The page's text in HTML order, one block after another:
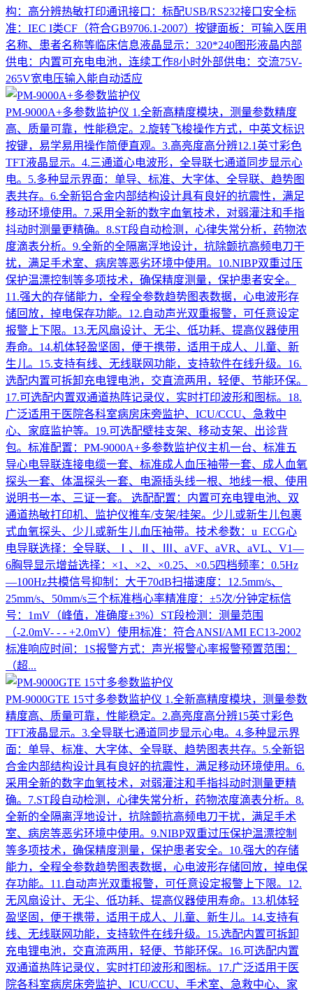
构：高分辨热敏打印通讯接口：标配USB/RS232接口安全标
准：IEC I类CF（符合GB9706.1-2007）按键面板：可输入医用
名称、患者名称等临床信息液晶显示：320*240图形液晶内部
供电：内置可充电电池，连续工作8小时外部供电：交流75V-
265V宽电压输入能自动适应
PM-9000A+多参数监护仪 1.全新高精度模块，测量参数精度
高、质量可靠，性能稳定。2.旋转飞梭操作方式，中英文标识
按键，易学易用操作简便直观。3.高亮度高分辨12.1英寸彩色
TFT液晶显示。4.三通道心电波形，全导联七通道同步显示心
电。5.多种显示界面：单导、标准、大字体、全导联、趋势图
表共存。6.全新铝合金内部结构设计具有良好的抗震性，满足
移动环境使用。7.采用全新的数字血氧技术，对弱灌注和手指
抖动时测量更精确。8.ST段自动检测，心律失常分析，药物浓
度滴表分析。9.全新的全隔离浮地设计，抗除颤抗高频电刀干
扰，满足手术室、病房等恶劣环境中使用。10.NIBP双重过压
保护温漂控制等多项技术，确保精度测量，保护患者安全。
11.强大的存储能力，全程全参数趋势图表数据，心电波形存
储回放，掉电保存功能。12.自动声光双重报警，可任意设定
报警上下限。13.无风扇设计、无尘、低功耗、提高仪器使用
寿命。14.机体轻盈坚固，便于携带，适用于成人、儿童、新
生儿。15.支持有线、无线联网功能，支持软件在线升级。16.
选配内置可拆卸充电锂电池，交直流两用，轻便、节能环保。
17.可选配内置双通道热阵记录仪，实时打印波形和图标。18.
广泛适用于医院各科室病房床旁监护、ICU/CCU、急救中
心、家庭监护等。19.可选配壁挂支架、移动支架、出诊背
包。标准配置：PM-9000A+多参数监护仪主机一台、标准五
导心电导联连接电缆一套、标准成人血压袖带一套、成人血氧
探头一套、体温探头一套、电源插头线一根、地线一根、使用
说明书一本、三证一套。 选配配置：内置可充电锂电池、双
通道热敏打印机、监护仪推车/支架/挂架。少儿或新生儿包裹
式血氧探头、少儿或新生儿血压袖带。技术参数：u ECG心
电导联选择：全导联、Ⅰ、Ⅱ、Ⅲ、aVF、aVR、aVL、V1—
6胸导显示增益选择：×1、×2、×0.25、×0.5四档频率：0.5Hz
—100Hz共模信号抑制：大于70dB扫描速度：12.5mm/s、
25mm/s、50mm/s三个标准档心率精准度：±5次/分钟定标信
号：1mV（峰值，准确度±3%）ST段检测：测量范围
（-2.0mV- - - +2.0mV）使用标准：符合ANSI/AMI EC13-2002
标准响应时间：1S报警方式：声光报警心率报警预置范围：
（超...
PM-9000GTE 15寸多参数监护仪 1.全新高精度模块，测量参数
精度高、质量可靠，性能稳定。2.高亮度高分辨15英寸彩色
TFT液晶显示。3.全导联七通道同步显示心电。4.多种显示界
面：单导、标准、大字体、全导联、趋势图表共存。5.全新铝
合金内部结构设计具有良好的抗震性，满足移动环境使用。6.
采用全新的数字血氧技术，对弱灌注和手指抖动时测量更精
确。7.ST段自动检测，心律失常分析，药物浓度滴表分析。8.
全新的全隔离浮地设计，抗除颤抗高频电刀干扰，满足手术
室、病房等恶劣环境中使用。9.NIBP双重过压保护温漂控制
等多项技术，确保精度测量，保护患者安全。10.强大的存储
能力，全程全参数趋势图表数据，心电波形存储回放，掉电保
存功能。11.自动声光双重报警，可任意设定报警上下限。12.
无风扇设计、无尘、低功耗、提高仪器使用寿命。13.机体轻
盈坚固，便于携带，适用于成人、儿童、新生儿。14.支持有
线、无线联网功能，支持软件在线升级。15.选配内置可拆卸
充电锂电池，交直流两用，轻便、节能环保。16.可选配内置
双通道热阵记录仪，实时打印波形和图标。17.广泛适用于医
院各科室病房床旁监护、ICU/CCU、手术室、急救中心、家